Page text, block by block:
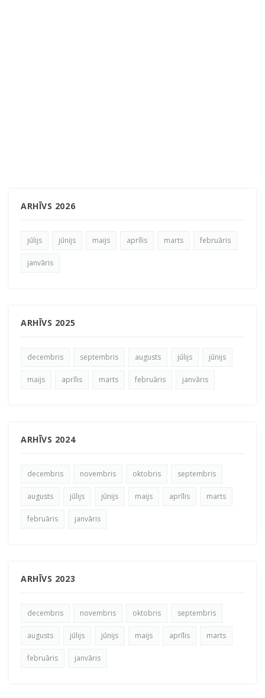
ARHĪVS 2026
jūlijs jūnijs maijs aprīlis marts februāris
janvāris
ARHĪVS 2025
decembris septembris augusts jūlijs jūnijs
maijs aprīlis marts februāris janvāris
ARHĪVS 2024
decembris novembris oktobris septembris
augusts jūlijs jūnijs maijs aprīlis marts
februāris janvāris
ARHĪVS 2023
decembris novembris oktobris septembris
augusts jūlijs jūnijs maijs aprīlis marts
februāris janvāris